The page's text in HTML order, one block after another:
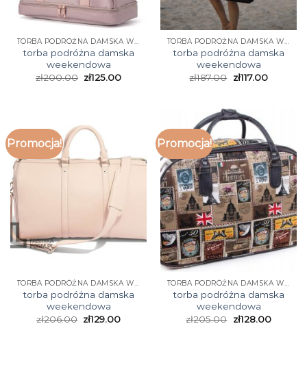
torba podróżna damska
weekendowa
zł200.00 zł125.00
torba podróżna damska
weekendowa
zł187.00 zł117.00
Promocja!
TORBA PODRÓŻNA DAMSKA WEEKENDOWA
torba podróżna damska
weekendowa
zł206.00 zł129.00
Promocja!
TORBA PODRÓŻNA DAMSKA WEEKENDOWA
torba podróżna damska
weekendowa
zł205.00 zł128.00